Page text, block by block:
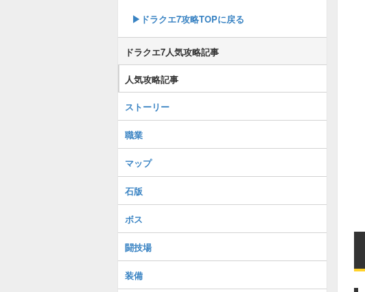
▶︎ドラクエ7攻略TOPに戻る
ドラクエ7人気攻略記事
人気攻略記事
ストーリー
職業
マップ
石版
ボス
闘技場
装備